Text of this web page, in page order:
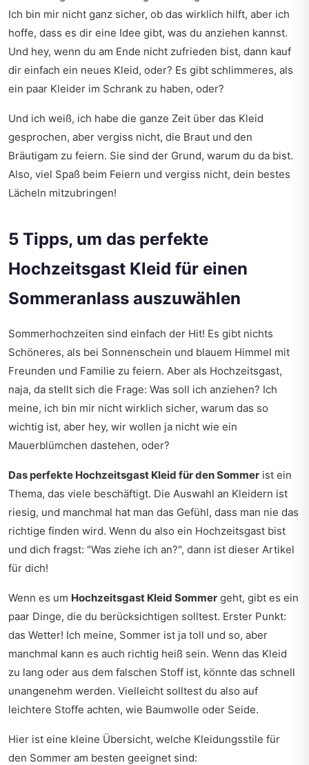
Ich bin mir nicht ganz sicher, ob das wirklich hilft, aber ich
hoffe, dass es dir eine Idee gibt, was du anziehen kannst.
Und hey, wenn du am Ende nicht zufrieden bist, dann kauf
dir einfach ein neues Kleid, oder? Es gibt schlimmeres, als
ein paar Kleider im Schrank zu haben, oder?
Und ich weiß, ich habe die ganze Zeit über das Kleid
gesprochen, aber vergiss nicht, die Braut und den
Bräutigam zu feiern. Sie sind der Grund, warum du da bist.
Also, viel Spaß beim Feiern und vergiss nicht, dein bestes
Lächeln mitzubringen!
5 Tipps, um das perfekte
Hochzeitsgast Kleid für einen
Sommeranlass auszuwählen
Sommerhochzeiten sind einfach der Hit! Es gibt nichts
Schöneres, als bei Sonnenschein und blauem Himmel mit
Freunden und Familie zu feiern. Aber als Hochzeitsgast,
naja, da stellt sich die Frage: Was soll ich anziehen? Ich
meine, ich bin mir nicht wirklich sicher, warum das so
wichtig ist, aber hey, wir wollen ja nicht wie ein
Mauerblümchen dastehen, oder?
Das perfekte Hochzeitsgast Kleid für den Sommer ist ein
Thema, das viele beschäftigt. Die Auswahl an Kleidern ist
riesig, und manchmal hat man das Gefühl, dass man nie das
richtige finden wird. Wenn du also ein Hochzeitsgast bist
und dich fragst: "Was ziehe ich an?", dann ist dieser Artikel
für dich!
Wenn es um Hochzeitsgast Kleid Sommer geht, gibt es ein
paar Dinge, die du berücksichtigen solltest. Erster Punkt:
das Wetter! Ich meine, Sommer ist ja toll und so, aber
manchmal kann es auch richtig heiß sein. Wenn das Kleid
zu lang oder aus dem falschen Stoff ist, könnte das schnell
unangenehm werden. Vielleicht solltest du also auf
leichtere Stoffe achten, wie Baumwolle oder Seide.
Hier ist eine kleine Übersicht, welche Kleidungsstile für
den Sommer am besten geeignet sind: